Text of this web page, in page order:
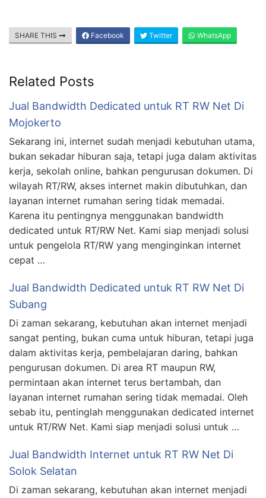
SHARE THIS Facebook Twitter WhatsApp
Related Posts
Jual Bandwidth Dedicated untuk RT RW Net Di
Mojokerto
Sekarang ini, internet sudah menjadi kebutuhan utama,
bukan sekadar hiburan saja, tetapi juga dalam aktivitas
kerja, sekolah online, bahkan pengurusan dokumen. Di
wilayah RT/RW, akses internet makin dibutuhkan, dan
layanan internet rumahan sering tidak memadai.
Karena itu pentingnya menggunakan bandwidth
dedicated untuk RT/RW Net. Kami siap menjadi solusi
untuk pengelola RT/RW yang menginginkan internet
cepat …
Jual Bandwidth Dedicated untuk RT RW Net Di
Subang
Di zaman sekarang, kebutuhan akan internet menjadi
sangat penting, bukan cuma untuk hiburan, tetapi juga
dalam aktivitas kerja, pembelajaran daring, bahkan
pengurusan dokumen. Di area RT maupun RW,
permintaan akan internet terus bertambah, dan
layanan internet rumahan sering tidak memadai. Oleh
sebab itu, pentinglah menggunakan dedicated internet
untuk RT/RW Net. Kami siap menjadi solusi untuk …
Jual Bandwidth Internet untuk RT RW Net Di
Solok Selatan
Di zaman sekarang, kebutuhan akan internet menjadi